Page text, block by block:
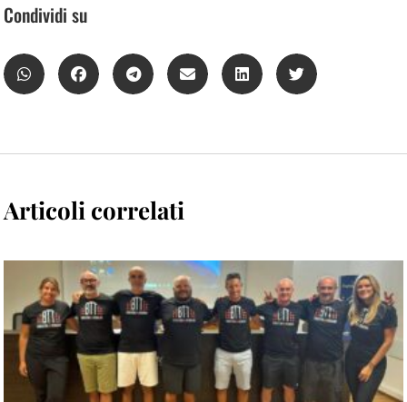
Condividi su
Articoli correlati